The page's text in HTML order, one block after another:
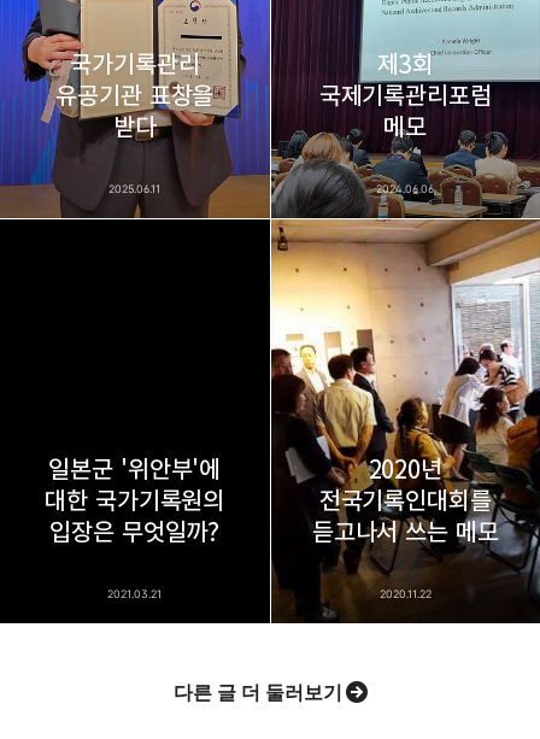
카카오스토리 밴드 네이버 블로그
국가기록관리
유공기관 표창을
받다
2025.06.11
제3회
국제기록관리포럼
메모
2024.06.06
일본군 '위안부'에
대한 국가기록원의
입장은 무엇일까?
2021.03.21
2020년
전국기록인대회를
듣고나서 쓰는 메모
2020.11.22
다른 글 더 둘러보기